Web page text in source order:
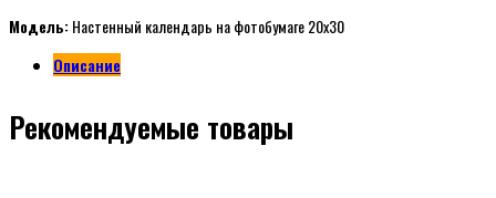
Модель:Настенный календарь на фотобумаге 20x30
Описание
Рекомендуемые товары